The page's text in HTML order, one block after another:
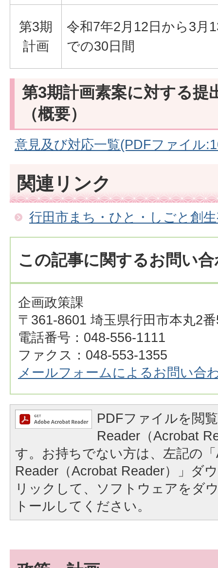
第3期
計画
令和7年2月12日から3月
での30日間
第3期計画素案に対する提
（概要）
意見及び対応一覧(PDFファイル
関連リンク
行田市まち・ひと・しごと創
この記事に関するお問い
企画政策課
〒361-8601 埼玉県行田市本丸2
電話番号：048-556-1111
ファクス：048-553-1355
メールフォームによるお問い合
PDFファイルを閲
Reader（Acrobat
す。お持ちでない方は、左記の
Reader（Acrobat Reader）」ダ
リックして、ソフトウェアをダ
トールしてください。